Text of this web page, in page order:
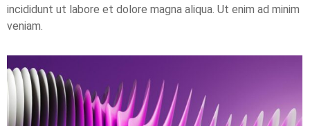
incididunt ut labore et dolore magna aliqua. Ut enim ad minim
veniam.